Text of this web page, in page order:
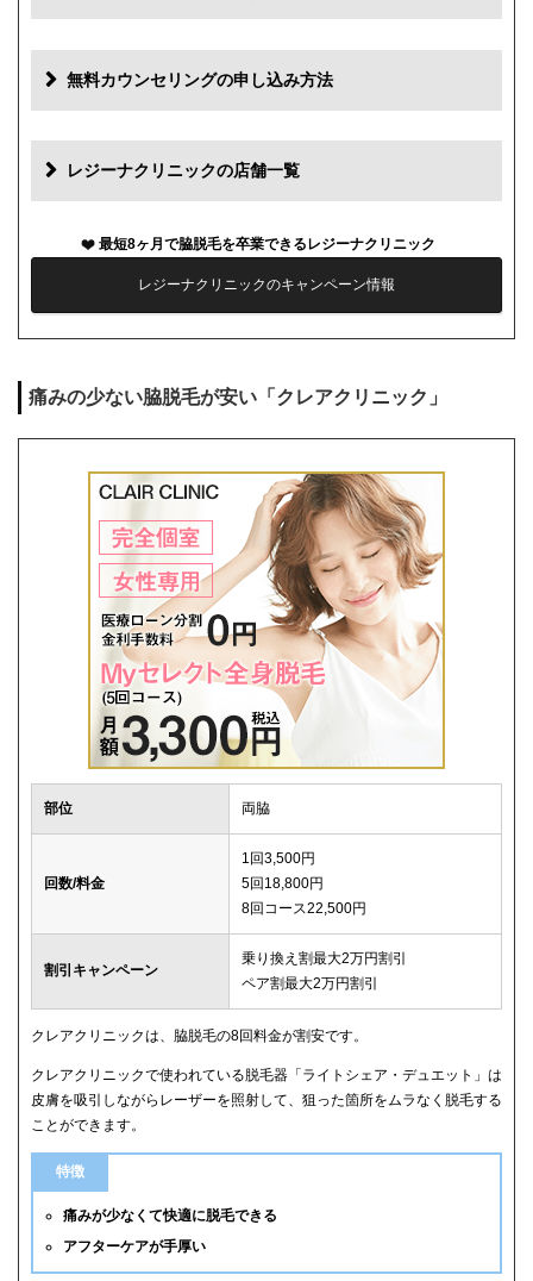
初診料 0円
再診料 0円
薬代 0円
シェービング代 0円
キャンセル料 前日まで無料
無料カウンセリングの申し込み方法
レジーナクリニックの店舗一覧
最短8ヶ月で脇脱毛を卒業できるレジーナクリニック
レジーナクリニックのキャンペーン情報
痛みの少ない脇脱毛が安い「クレアクリニック」
部位 両脇
回数/料金
1回3,500円
5回18,800円
8回コース22,500円
割引キャンペーン
乗り換え割最大2万円割引
ペア割最大2万円割引
クレアクリニックは、脇脱毛の8回料金が割安です。
クレアクリニックで使われている脱毛器「ライトシェア・デュエット」は
皮膚を吸引しながらレーザーを照射して、狙った箇所をムラなく脱毛する
ことができます。
特徴
痛みが少なくて快適に脱毛できる
アフターケアが手厚い